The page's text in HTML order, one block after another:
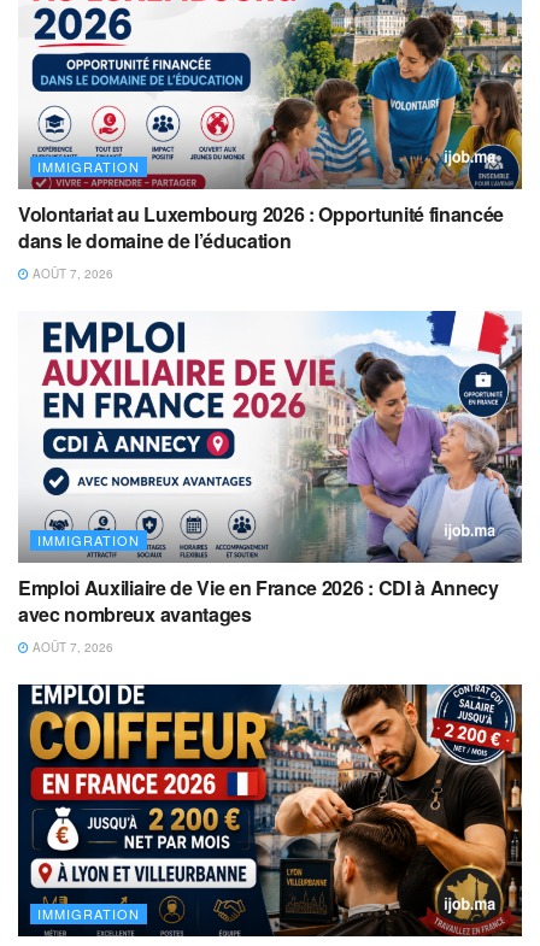
IMMIGRATION
Volontariat au Luxembourg 2026 : Opportunité financée
dans le domaine de l’éducation
AOÛT 7, 2026
IMMIGRATION
Emploi Auxiliaire de Vie en France 2026 : CDI à Annecy
avec nombreux avantages
AOÛT 7, 2026
IMMIGRATION